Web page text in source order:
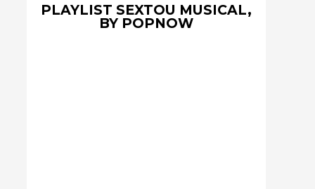
PLAYLIST SEXTOU MUSICAL,
BY POPNOW